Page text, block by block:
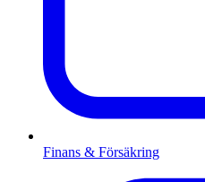
Finans & Försäkring